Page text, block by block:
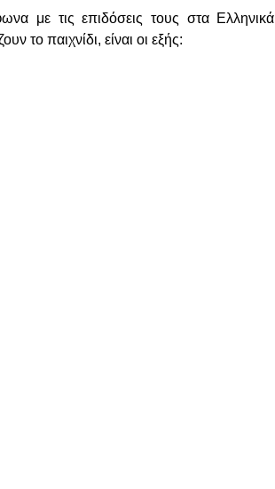
με τις επιδόσεις τους στα Ελληνικά
το παιχνίδι, είναι οι εξής: